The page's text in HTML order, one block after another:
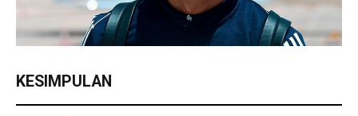
KESIMPULAN